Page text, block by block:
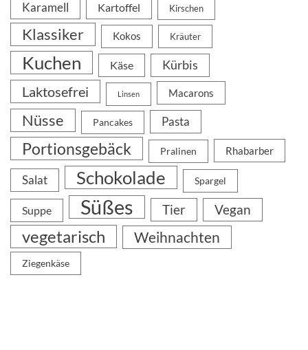
Karamell Kartoffel Kirschen
Klassiker Kokos Kräuter
Kuchen Käse Kürbis
Laktosefrei Linsen Macarons
Nüsse Pancakes Pasta
Portionsgebäck Pralinen Rhabarber
Salat Schokolade Spargel
Suppe Süßes Tier Vegan
vegetarisch Weihnachten
Ziegenkäse